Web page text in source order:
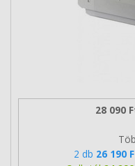
28 090
2 db 26 190